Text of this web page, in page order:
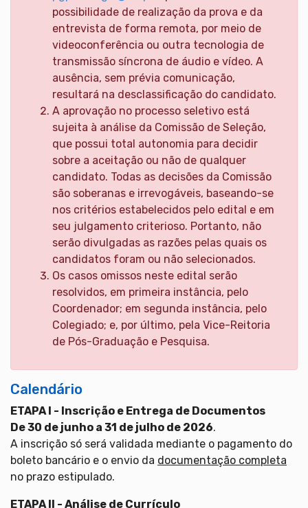
possibilidade de realização da prova e da
entrevista de forma remota, por meio de
videoconferência ou outra tecnologia de
transmissão síncrona de áudio e vídeo. A
ausência, sem prévia comunicação,
resultará na desclassificação do candidato.
A aprovação no processo seletivo está
sujeita à análise da Comissão de Seleção,
que possui total autonomia para decidir
sobre a aceitação ou não de qualquer
candidato. Todas as decisões da Comissão
são soberanas e irrevogáveis, baseando-se
nos critérios estabelecidos pelo edital e em
seu julgamento criterioso. Portanto, não
serão divulgadas as razões pelas quais os
candidatos foram ou não selecionados.
Os casos omissos neste edital serão
resolvidos, em primeira instância, pelo
Coordenador; em segunda instância, pelo
Colegiado; e, por último, pela Vice-Reitoria
de Pós-Graduação e Pesquisa.
Calendário
ETAPA I - Inscrição e Entrega de Documentos
De 30 de junho a 31 de julho de 2026.
A inscrição só será validada mediante o pagamento do
boleto bancário e o envio da documentação completa
no prazo estipulado.
ETAPA II - Análise de Currículo